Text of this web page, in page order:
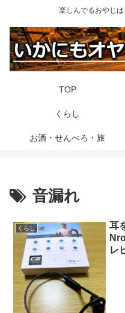
楽しんでるおやじは
TOP
くらし
お酒・せんべろ・旅
音漏れ
くらし
耳
レ